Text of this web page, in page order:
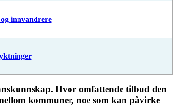
innvandrere
Hvor omfattende tilbud den
kommuner, noe som kan påvirke